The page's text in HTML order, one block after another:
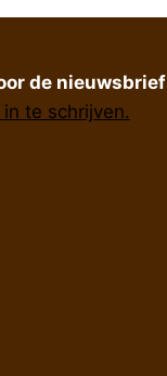
de nieuwsbrief
te schrijven.